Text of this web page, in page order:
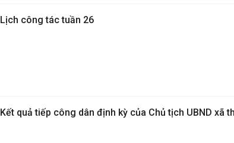
Lịch công tác tuần 26
Kết quả tiếp công dân định kỳ của Chủ tịch UBND xã